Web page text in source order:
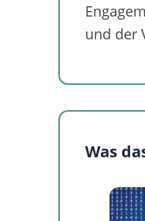
und der
Was